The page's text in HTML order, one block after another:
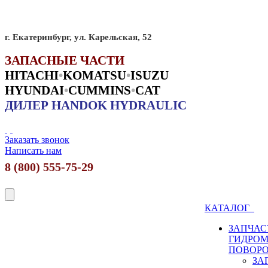
г. Екатеринбург, ул. Карельская, 52
ЗАПАСНЫЕ ЧАСТИ
HITACHI•KOMATSU•ISUZU
HYUNDAI•CUMMINS•CAT
ДИЛЕР HANDOK HYDRAULIC
Заказать звонок
Написать нам
8 (800) 555-75-29
КАТАЛОГ